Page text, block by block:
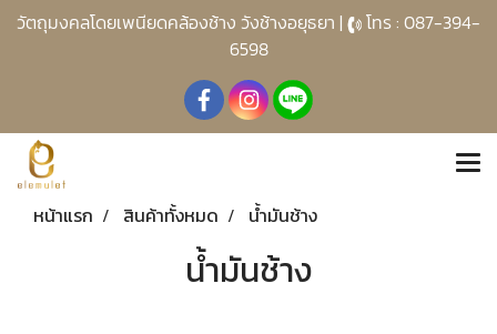
วัตถุมงคลโดยเพนียดคล้องช้าง วังช้างอยุธยา |
โทร : 087-394-
6598
หน้าแรก สินค้าทั้งหมด น้ำมันช้าง
น้ำมันช้าง